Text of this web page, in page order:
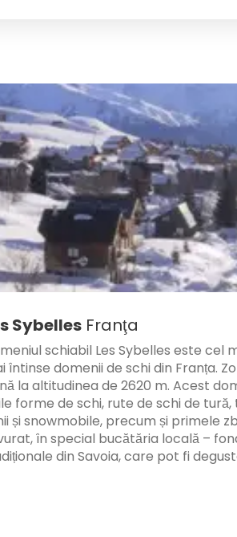
SybellesFranţa
schiabil Les Sybelles este cel
întinse domenii de schi din Franța.
la altitudinea de 2620 m. Acest
forme de schi, rute de schi de
și snowmobile, precum și primele
în special bucătăria locală –
din Savoia, care pot fi